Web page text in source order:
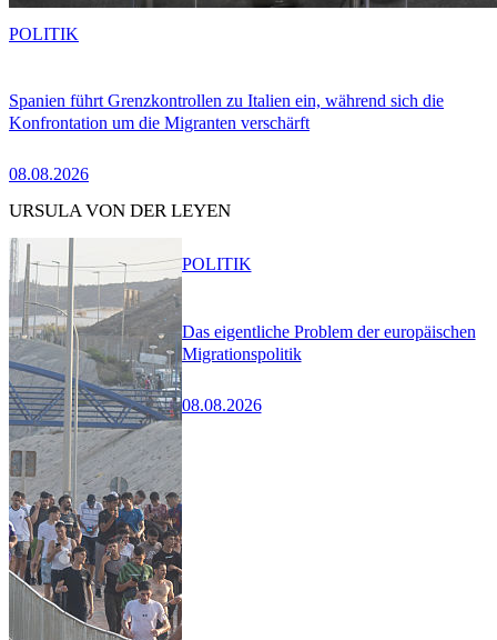
Spanien führt Grenzkontrollen zu Italien ein, während sich die
Konfrontation um die Migranten verschärft
08.08.2026
POLITIK
URSULA VON DER LEYEN
Das eigentliche Problem der europäischen
Migrationspolitik
08.08.2026
POLITIK